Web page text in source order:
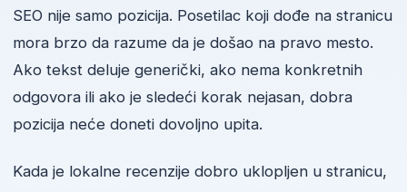
SEO nije samo pozicija. Posetilac koji dođe na stranicu
mora brzo da razume da je došao na pravo mesto.
Ako tekst deluje generički, ako nema konkretnih
odgovora ili ako je sledeći korak nejasan, dobra
pozicija neće doneti dovoljno upita.
Kada je lokalne recenzije dobro uklopljen u stranicu,